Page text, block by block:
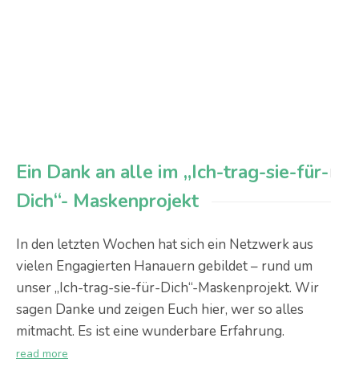
Ein Dank an alle im „Ich-trag-sie-für-
Dich“- Maskenprojekt
In den letzten Wochen hat sich ein Netzwerk aus
vielen Engagierten Hanauern gebildet – rund um
unser „Ich-trag-sie-für-Dich“-Maskenprojekt. Wir
sagen Danke und zeigen Euch hier, wer so alles
mitmacht. Es ist eine wunderbare Erfahrung.
read more